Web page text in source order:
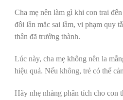
Cha mẹ nên làm gì khi con trai
đôi lần mắc sai lầm, vi phạm quy
thân đã trưởng thành.
Lúc này, cha mẹ không nên la
hiệu quả. Nếu không, trẻ có thể
Hãy nhẹ nhàng phân tích cho con